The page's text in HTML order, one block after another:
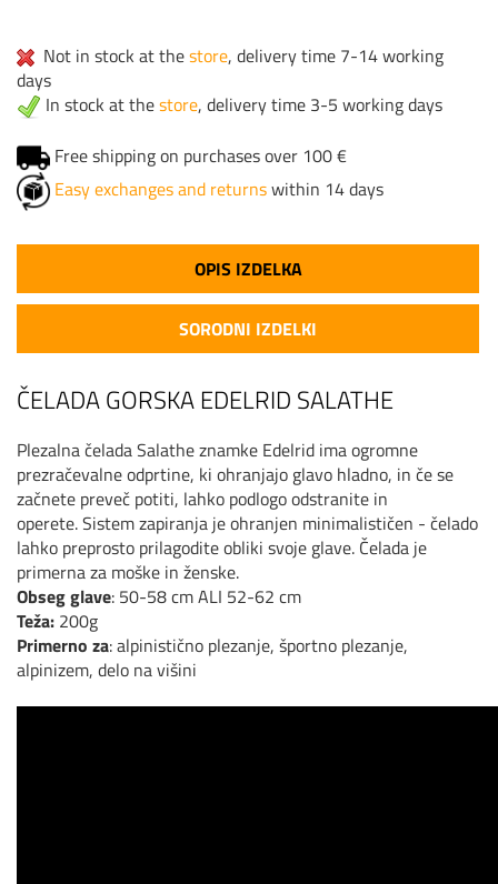
Not in stock at thestore, delivery time 7-14 working
days
In stock at thestore, delivery time 3-5 working days
Free shipping on purchases over 100 €
Easy exchanges and returnswithin 14 days
OPIS IZDELKA
SORODNI IZDELKI
ČELADA GORSKA EDELRID SALATHE
Plezalna čelada Salathe znamke Edelrid ima ogromne
prezračevalne odprtine, ki ohranjajo glavo hladno, in če se
začnete preveč potiti, lahko podlogo odstranite in
operete. Sistem zapiranja je ohranjen minimalističen - čelado
lahko preprosto prilagodite obliki svoje glave. Čelada je
primerna za moške in ženske.
Obseg glave: 50-58 cm ALI 52-62 cm
Teža: 200g
Primerno za:alpinistično plezanje, športno plezanje,
alpinizem, delo na višini